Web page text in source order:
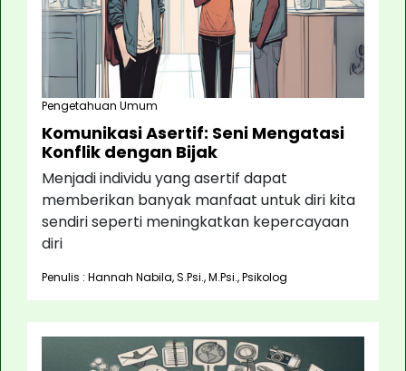
Pengetahuan Umum
Komunikasi Asertif: Seni Mengatasi
Konflik dengan Bijak
Menjadi individu yang asertif dapat
memberikan banyak manfaat untuk diri kita
sendiri seperti meningkatkan kepercayaan
diri
Penulis : Hannah Nabila, S.Psi., M.Psi., Psikolog